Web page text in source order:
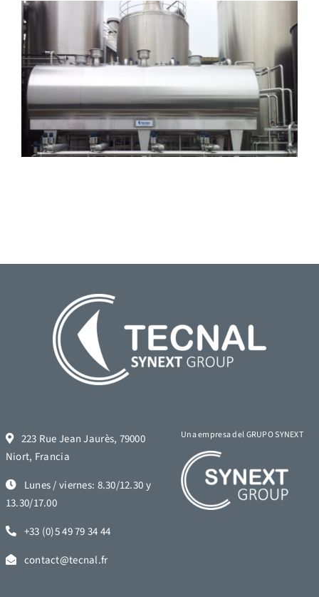
223 Rue Jean Jaurès, 79000
Niort, Francia
Lunes / viernes: 8.30/12.30 y
13.30/17.00
+33 (0)5 49 79 34 44
contact@tecnal.fr
Una empresa del GRUPO SYNEXT